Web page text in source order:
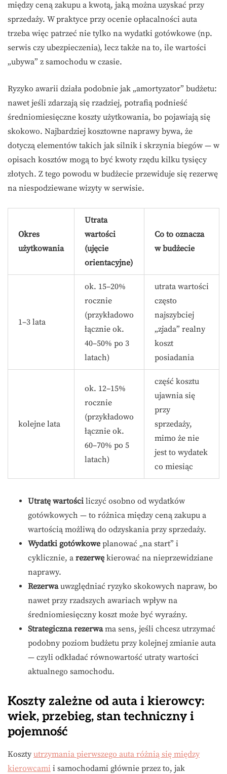
między ceną zakupu a kwotą, jaką można uzyskać przy
sprzedaży. W praktyce przy ocenie opłacalności auta
trzeba więc patrzeć nie tylko na wydatki gotówkowe (np.
serwis czy ubezpieczenia), lecz także na to, ile wartości
„ubywa” z samochodu w czasie.
Ryzyko awarii działa podobnie jak „amortyzator” budżetu:
nawet jeśli zdarzają się rzadziej, potrafią podnieść
średniomiesięczne koszty użytkowania, bo pojawiają się
skokowo. Najbardziej kosztowne naprawy bywa, że
dotyczą elementów takich jak silnik i skrzynia biegów — w
opisach kosztów mogą to być kwoty rzędu kilku tysięcy
złotych. Z tego powodu w budżecie przewiduje się rezerwę
na niespodziewane wizyty w serwisie.
Okres
użytkowania
Utrata
wartości
(ujęcie
orientacyjne)
Co to oznacza
w budżecie
1–3 lata
ok. 15–20%
rocznie
(przykładowo
łącznie ok.
40–50% po 3
latach)
utrata wartości
często
najszybciej
„zjada” realny
koszt
posiadania
kolejne lata
ok. 12–15%
rocznie
(przykładowo
łącznie ok.
60–70% po 5
latach)
część kosztu
ujawnia się
przy
sprzedaży,
mimo że nie
jest to wydatek
co miesiąc
Utratę wartości liczyć osobno od wydatków
gotówkowych — to różnica między ceną zakupu a
wartością możliwą do odzyskania przy sprzedaży.
Wydatki gotówkowe planować „na start” i
cyklicznie, a rezerwę kierować na nieprzewidziane
naprawy.
Rezerwauwzględniać ryzyko skokowych napraw, bo
nawet przy rzadszych awariach wpływ na
średniomiesięczny koszt może być wyraźny.
Strategiczna rezerwama sens, jeśli chcesz utrzymać
podobny poziom budżetu przy kolejnej zmianie auta
— czyli odkładać równowartość utraty wartości
aktualnego samochodu.
Koszty zależne od auta i kierowcy:
wiek, przebieg, stan techniczny i
pojemność
Koszty utrzymania pierwszego auta różnią się między
kierowcami i samochodami głównie przez to, jak